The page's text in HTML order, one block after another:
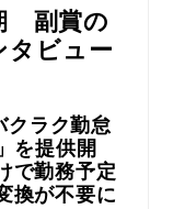
副賞の
タビュー
クラク勤怠
を提供開
で勤務予定
換が不要に